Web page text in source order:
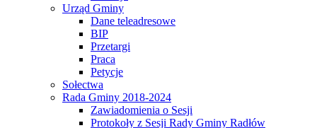
Urząd Gminy
Dane teleadresowe
BIP
Przetargi
Praca
Petycje
Sołectwa
Rada Gminy 2018-2024
Zawiadomienia o Sesji
Protokoły z Sesji Rady Gminy Radłów